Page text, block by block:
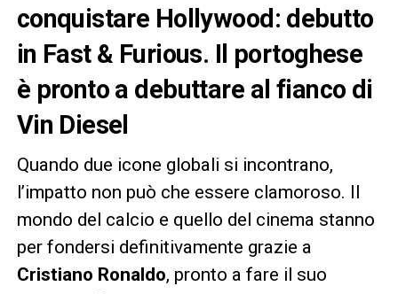
conquistare Hollywood: debutto
in Fast & Furious. Il portoghese
è pronto a debuttare al fianco di
Vin Diesel
Quando due icone globali si incontrano,
l’impatto non può che essere clamoroso. Il
mondo del calcio e quello del cinema stanno
per fondersi definitivamente grazie a
Cristiano Ronaldo, pronto a fare il suo